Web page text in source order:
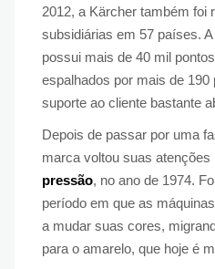
2012, a Kärcher também foi
subsidiárias em 57 países.
possui mais de 40 mil
espalhados por mais de
suporte ao cliente bastante
Depois de passar por uma
marca voltou suas atenções
pressão, no ano de 1974.
período em que as
a mudar suas cores,
para o amarelo, que hoje é